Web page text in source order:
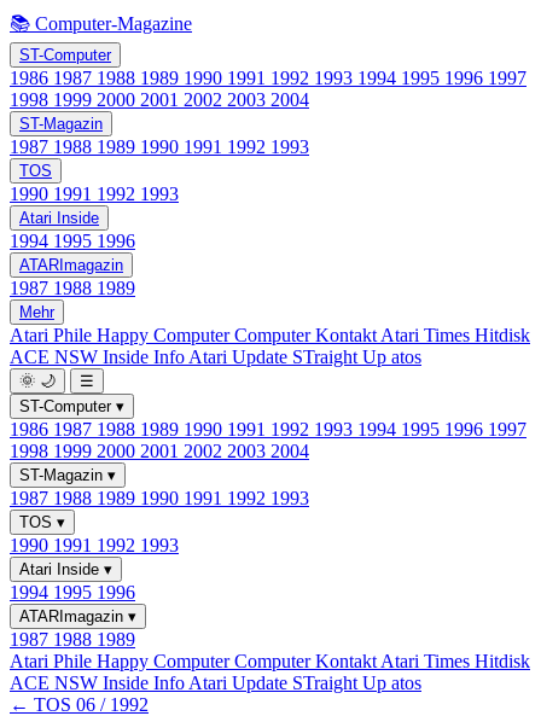
📚 Computer-Magazine
ST-Computer
1986 1987 1988 1989 1990 1991 1992 1993 1994 1995 1996 1997
1998 1999 2000 2001 2002 2003 2004
ST-Magazin
1987 1988 1989 1990 1991 1992 1993
TOS
1990 1991 1992 1993
Atari Inside
1994 1995 1996
ATARImagazin
1987 1988 1989
Mehr
Atari Phile Happy ComputerComputer Kontakt Atari Times Hitdisk
ACE NSW Inside Info Atari Update STraight Up atos
🌞 🌙
☰
ST-Computer ▾
1986 1987 1988 1989 1990 1991 1992 1993 1994 1995 1996 1997
1998 1999 2000 2001 2002 2003 2004
ST-Magazin ▾
1987 1988 1989 1990 1991 1992 1993
TOS ▾
1990 1991 1992 1993
Atari Inside ▾
1994 1995 1996
ATARImagazin ▾
1987 1988 1989
Atari Phile Happy ComputerComputer Kontakt Atari Times Hitdisk
ACE NSW Inside Info Atari Update STraight Up atos
← TOS 06 / 1992